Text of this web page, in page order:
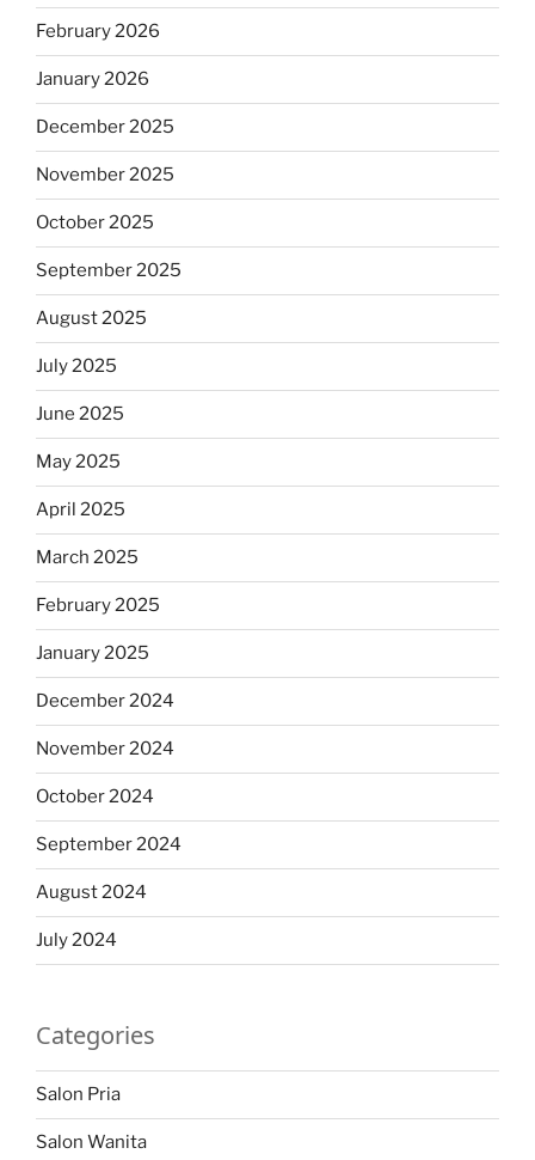
February 2026
January 2026
December 2025
November 2025
October 2025
September 2025
August 2025
July 2025
June 2025
May 2025
April 2025
March 2025
February 2025
January 2025
December 2024
November 2024
October 2024
September 2024
August 2024
July 2024
Categories
Salon Pria
Salon Wanita